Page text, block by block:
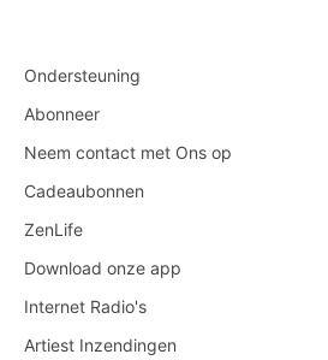
Ondersteuning
Abonneer
Neem contact met Ons op
Cadeaubonnen
ZenLife
Download onze app
Internet Radio's
Artiest Inzendingen